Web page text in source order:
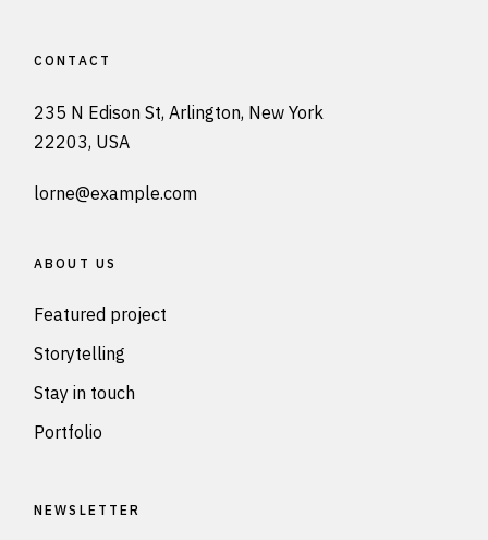
CONTACT
235 N Edison St, Arlington, New York
22203, USA
lorne@example.com
ABOUT US
Featured project
Storytelling
Stay in touch
Portfolio
NEWSLETTER